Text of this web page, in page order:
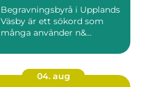
Begravningsbyrå i Upplands
Väsby är ett sökord som
många använder n&...
04. aug